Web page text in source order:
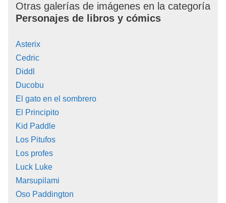
Otras galerías de imágenes en la categoría
Personajes de libros y cómics
Asterix
Cedric
Diddl
Ducobu
El gato en el sombrero
El Principito
Kid Paddle
Los Pitufos
Los profes
Luck Luke
Marsupilami
Oso Paddington